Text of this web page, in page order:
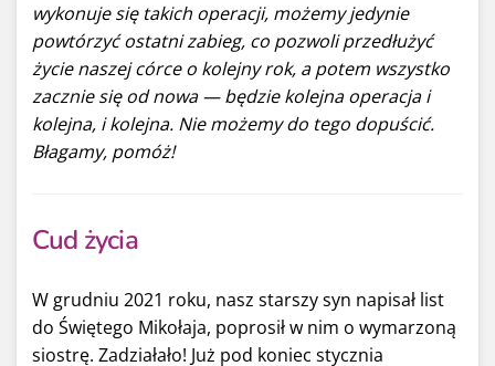
wykonuje się takich operacji, możemy jedynie
powtórzyć ostatni zabieg, co pozwoli przedłużyć
życie naszej córce o kolejny rok, a potem wszystko
zacznie się od nowa — będzie kolejna operacja i
kolejna, i kolejna. Nie możemy do tego dopuścić.
Błagamy, pomóż!
Cud życia
W grudniu 2021 roku, nasz starszy syn napisał list
do Świętego Mikołaja, poprosił w nim o wymarzoną
siostrę. Zadziałało! Już pod koniec stycznia